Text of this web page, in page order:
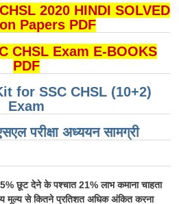
2020 HINDI SOLVED
Papers PDF
CHSL Exam E-BOOKS
PDF
for SSC CHSL (10+2)
Exam
परीक्षा ​​अध्ययन सामग्री
छूट देने के पश्चात 21% लाभ कमाना चाहता
मूल्य से कितने प्रतिशत अधिक अंकित करना